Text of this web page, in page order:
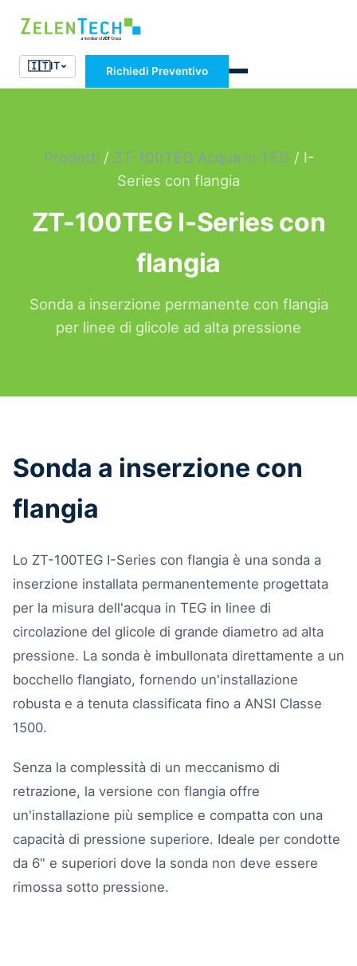
🇮🇹IT Richiedi Preventivo
Prodotti / ZT-100TEG Acqua in TEG / I-
Series con flangia
ZT-100TEG I-Series con
flangia
Sonda a inserzione permanente con flangia
per linee di glicole ad alta pressione
Sonda a inserzione con
flangia
Lo ZT-100TEG I-Series con flangia è una sonda a
inserzione installata permanentemente progettata
per la misura dell'acqua in TEG in linee di
circolazione del glicole di grande diametro ad alta
pressione. La sonda è imbullonata direttamente a un
bocchello flangiato, fornendo un'installazione
robusta e a tenuta classificata fino a ANSI Classe
1500.
Senza la complessità di un meccanismo di
retrazione, la versione con flangia offre
un'installazione più semplice e compatta con una
capacità di pressione superiore. Ideale per condotte
da 6" e superiori dove la sonda non deve essere
rimossa sotto pressione.